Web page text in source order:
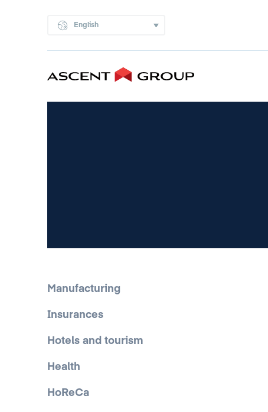
English
Manufacturing
Insurances
Hotels and tourism
Health
HoReCa